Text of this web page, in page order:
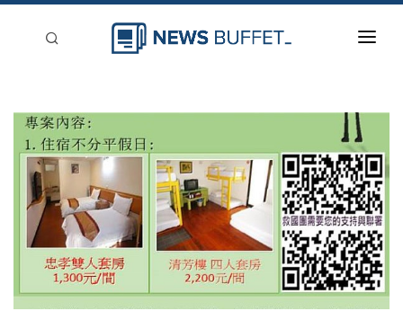
新聞稿分類
登入
刊登